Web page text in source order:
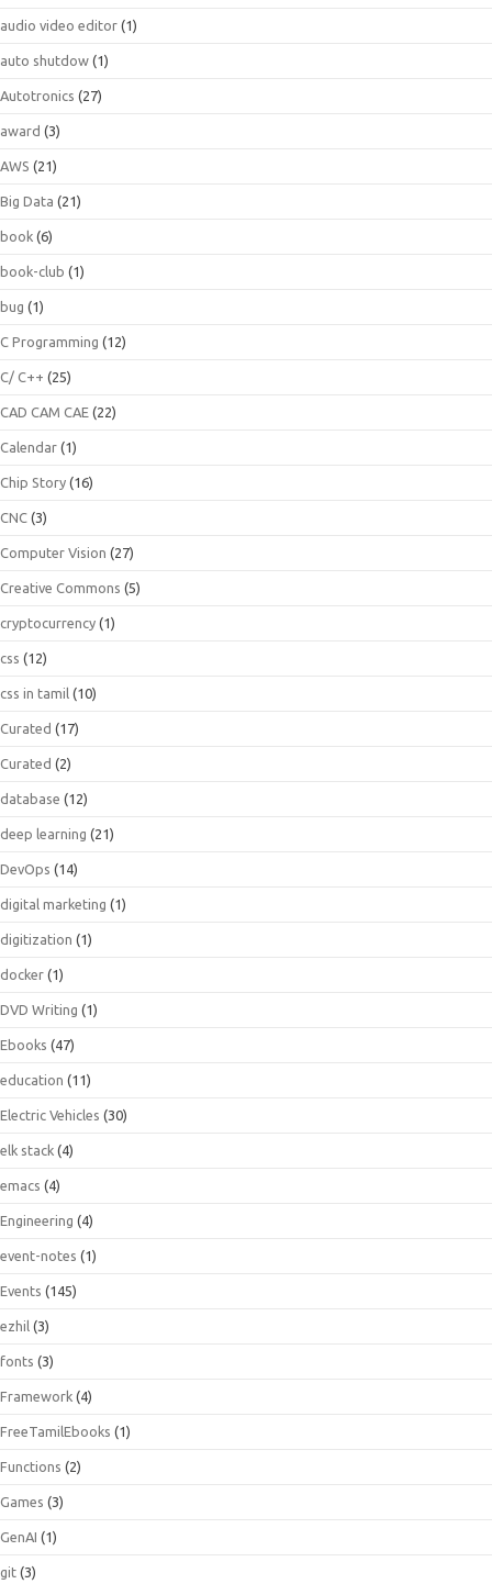
audio video editor (1)
auto shutdow (1)
Autotronics (27)
award (3)
AWS (21)
Big Data (21)
book (6)
book-club (1)
bug (1)
C Programming (12)
C/ C++ (25)
CAD CAM CAE (22)
Calendar (1)
Chip Story (16)
CNC (3)
Computer Vision (27)
Creative Commons (5)
cryptocurrency (1)
css (12)
css in tamil (10)
Curated (17)
Curated (2)
database (12)
deep learning (21)
DevOps (14)
digital marketing (1)
digitization (1)
docker (1)
DVD Writing (1)
Ebooks (47)
education (11)
Electric Vehicles (30)
elk stack (4)
emacs (4)
Engineering (4)
event-notes (1)
Events (145)
ezhil (3)
fonts (3)
Framework (4)
FreeTamilEbooks (1)
Functions (2)
Games (3)
GenAI (1)
git (3)